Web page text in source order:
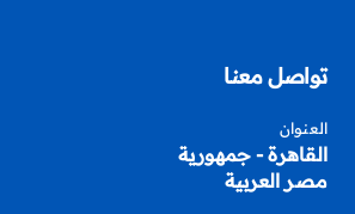
تواصل معنا
العنوان
القاهرة - جمهورية
مصر العربية